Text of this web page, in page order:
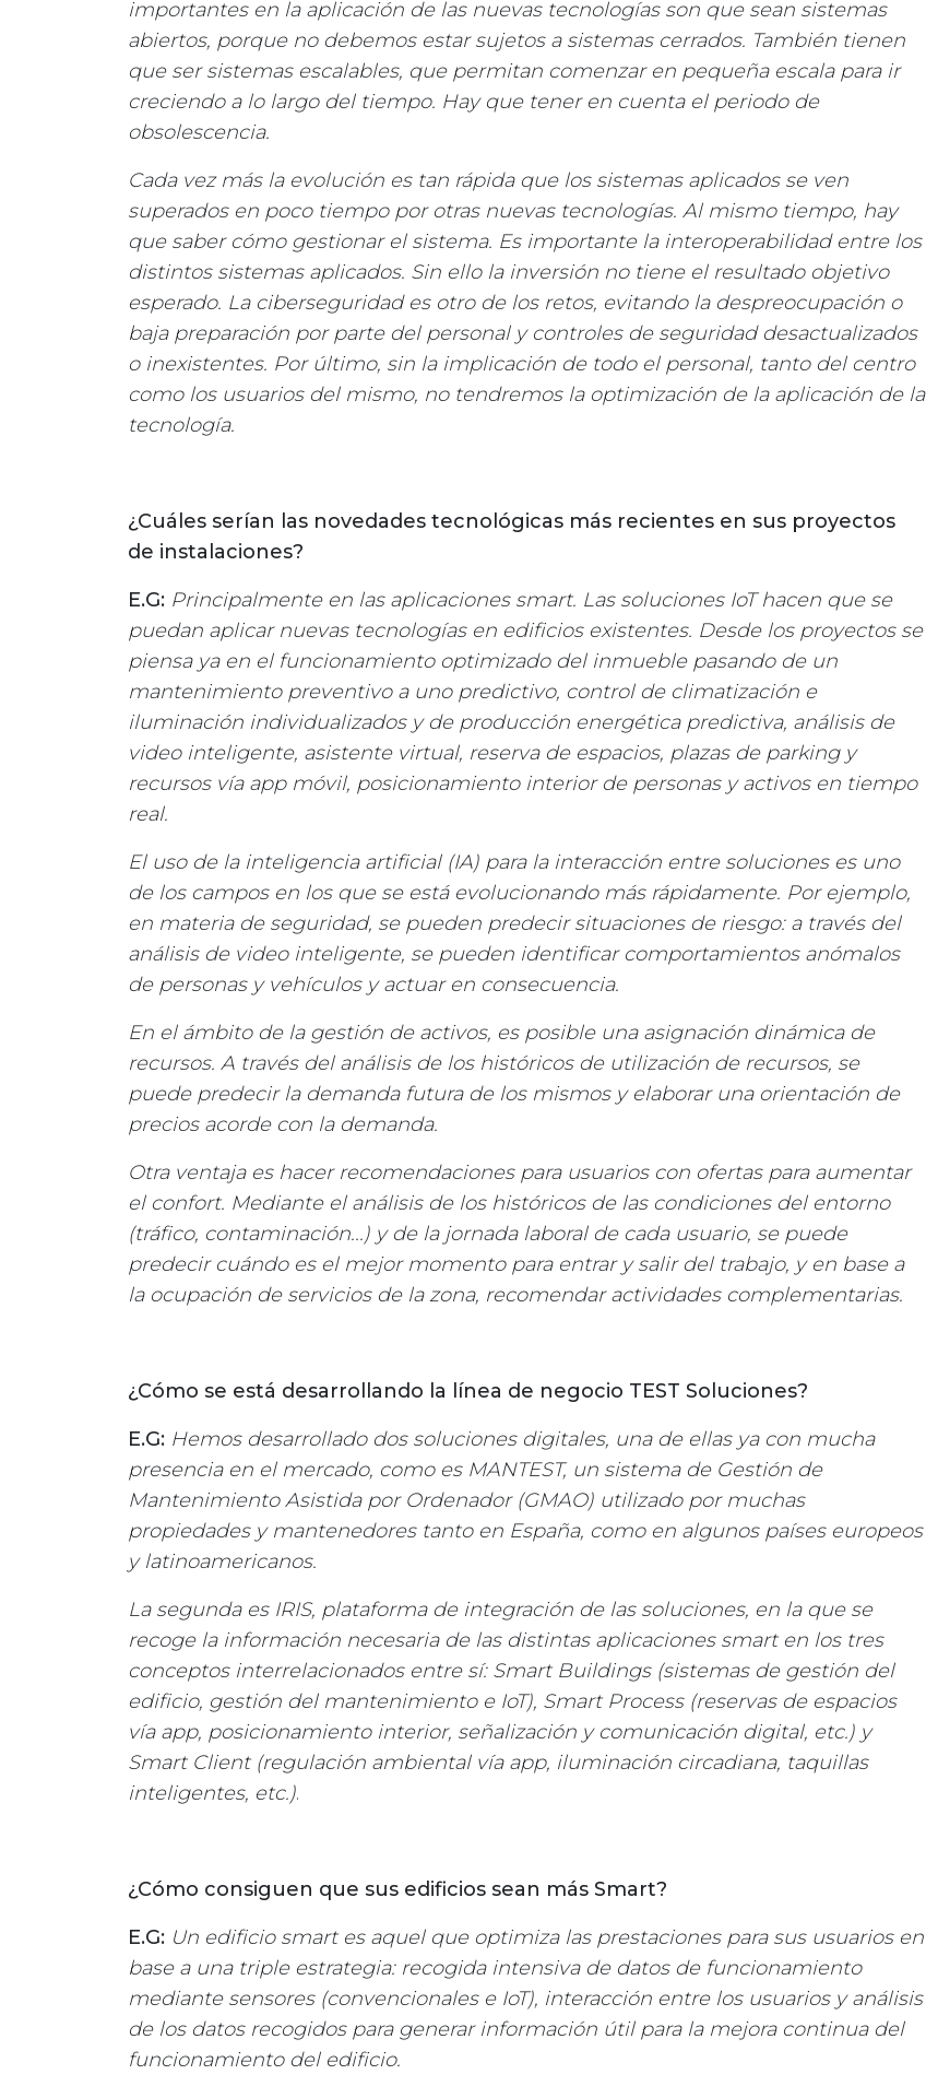
importantes en la aplicación de las nuevas tecnologías son que sean sistemas
abiertos, porque no debemos estar sujetos a sistemas cerrados. También tienen
que ser sistemas escalables, que permitan comenzar en pequeña escala para ir
creciendo a lo largo del tiempo. Hay que tener en cuenta el periodo de
obsolescencia.
Cada vez más la evolución es tan rápida que los sistemas aplicados se ven
superados en poco tiempo por otras nuevas tecnologías. Al mismo tiempo, hay
que saber cómo gestionar el sistema. Es importante la interoperabilidad entre los
distintos sistemas aplicados. Sin ello la inversión no tiene el resultado objetivo
esperado. La ciberseguridad es otro de los retos, evitando la despreocupación o
baja preparación por parte del personal y controles de seguridad desactualizados
o inexistentes. Por último, sin la implicación de todo el personal, tanto del centro
como los usuarios del mismo, no tendremos la optimización de la aplicación de la
tecnología.
¿Cuáles serían las novedades tecnológicas más recientes en sus proyectos
de instalaciones?
E.G: Principalmente en las aplicaciones smart. Las soluciones IoT hacen que se
puedan aplicar nuevas tecnologías en edificios existentes. Desde los proyectos se
piensa ya en el funcionamiento optimizado del inmueble pasando de un
mantenimiento preventivo a uno predictivo, control de climatización e
iluminación individualizados y de producción energética predictiva, análisis de
video inteligente, asistente virtual, reserva de espacios, plazas de parking y
recursos vía app móvil, posicionamiento interior de personas y activos en tiempo
real.
El uso de la inteligencia artificial (IA) para la interacción entre soluciones es uno
de los campos en los que se está evolucionando más rápidamente. Por ejemplo,
en materia de seguridad, se pueden predecir situaciones de riesgo: a través del
análisis de video inteligente, se pueden identificar comportamientos anómalos
de personas y vehículos y actuar en consecuencia.
En el ámbito de la gestión de activos, es posible una asignación dinámica de
recursos. A través del análisis de los históricos de utilización de recursos, se
puede predecir la demanda futura de los mismos y elaborar una orientación de
precios acorde con la demanda.
Otra ventaja es hacer recomendaciones para usuarios con ofertas para aumentar
el confort. Mediante el análisis de los históricos de las condiciones del entorno
(tráfico, contaminación...) y de la jornada laboral de cada usuario, se puede
predecir cuándo es el mejor momento para entrar y salir del trabajo, y en base a
la ocupación de servicios de la zona, recomendar actividades complementarias.
¿Cómo se está desarrollando la línea de negocio TEST Soluciones?
E.G: Hemos desarrollado dos soluciones digitales, una de ellas ya con mucha
presencia en el mercado, como es MANTEST, un sistema de Gestión de
Mantenimiento Asistida por Ordenador (GMAO) utilizado por muchas
propiedades y mantenedores tanto en España, como en algunos países europeos
y latinoamericanos.
La segunda es IRIS, plataforma de integración de las soluciones, en la que se
recoge la información necesaria de las distintas aplicaciones smart en los tres
conceptos interrelacionados entre sí: Smart Buildings (sistemas de gestión del
edificio, gestión del mantenimiento e IoT), Smart Process (reservas de espacios
vía app, posicionamiento interior, señalización y comunicación digital, etc.) y
Smart Client (regulación ambiental vía app, iluminación circadiana, taquillas
inteligentes, etc.).
¿Cómo consiguen que sus edificios sean más Smart?
E.G: Un edificio smart es aquel que optimiza las prestaciones para sus usuarios en
base a una triple estrategia: recogida intensiva de datos de funcionamiento
mediante sensores (convencionales e IoT), interacción entre los usuarios y análisis
de los datos recogidos para generar información útil para la mejora continua del
funcionamiento del edificio.